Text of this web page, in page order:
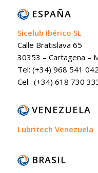
ESPAÑA
Sicelub Ibérico SL
Calle Bratislava 65
30353 – Cartagena –
Tel: (+34) 968 541 042
Cel: (+34) 618 730
VENEZUELA
Lubritech Venezuela
BRASIL